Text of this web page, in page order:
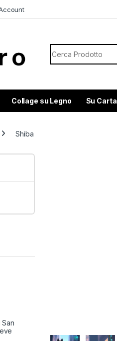
Search for:
Collage su Legno Su Carta
Shiba